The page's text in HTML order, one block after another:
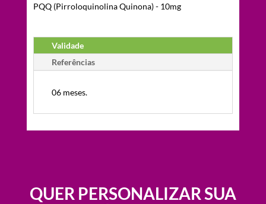
PQQ (Pirroloquinolina Quinona) - 10mg
Validade
Referências
06 meses.
QUER PERSONALIZAR SUA